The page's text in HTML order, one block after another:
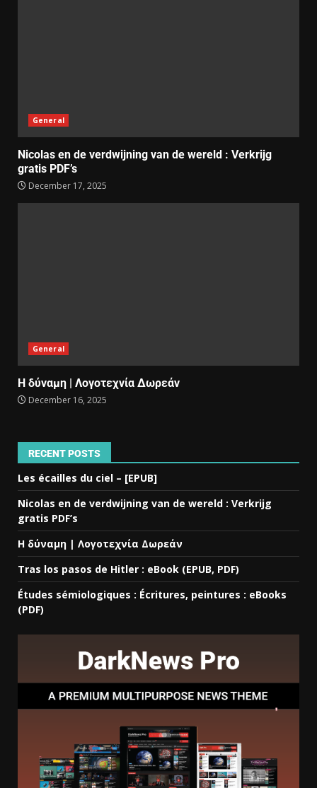
General
Nicolas en de verdwijning van de wereld : Verkrijg
gratis PDF’s
December 17, 2025
General
Η δύναμη | Λογοτεχνία Δωρεάν
December 16, 2025
RECENT POSTS
Les écailles du ciel – [EPUB]
Nicolas en de verdwijning van de wereld : Verkrijg
gratis PDF’s
Η δύναμη | Λογοτεχνία Δωρεάν
Tras los pasos de Hitler : eBook (EPUB, PDF)
Études sémiologiques : Écritures, peintures : eBooks
(PDF)